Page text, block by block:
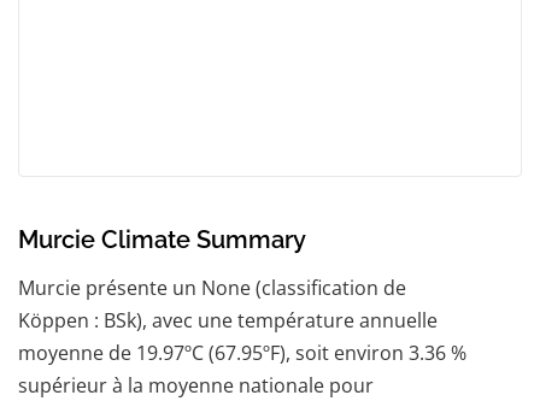
Murcie Climate Summary
Murcie présente un None (classification de
Köppen : BSk), avec une température annuelle
moyenne de 19.97ºC (67.95ºF), soit environ 3.36 %
supérieur à la moyenne nationale pour